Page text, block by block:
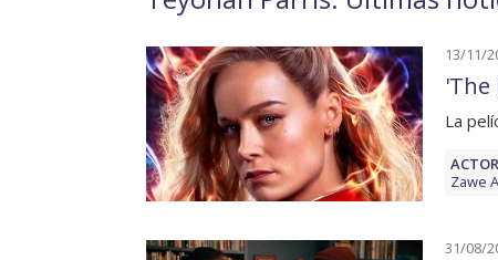
13/11/
'The
La
Zawe
31/08/